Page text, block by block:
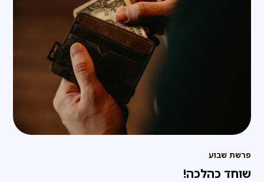
פרשת שבוע
שוחד כהלכה!